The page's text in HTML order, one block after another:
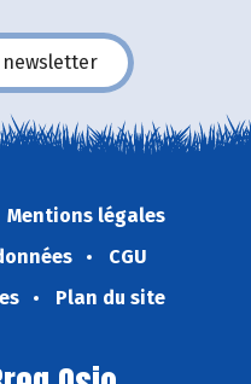
newsletter
Mentions légales
CGU
Plan du site